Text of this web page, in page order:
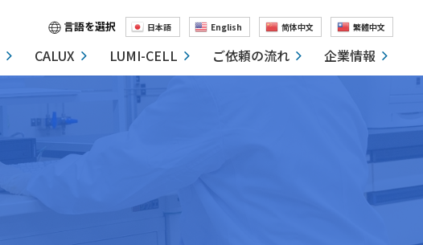
言語を選択 日本語 English 简体中文 繁體中文
CALUX LUMI-CELL ご依頼の流れ 企業情報